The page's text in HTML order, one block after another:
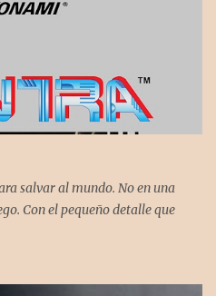
PS5 y junto a @GoombaVictor
El juego está disponible
que necesitamos su
Muchas gracias a todos
de podcast y nos dejan
redes. Twitter -
Instagram -
Facebook -
salvar al mundo. No en una
Con el pequeño detalle que